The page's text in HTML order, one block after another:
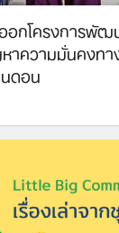
อกโครงการพั
ความมั่นคงทาง
ดอน